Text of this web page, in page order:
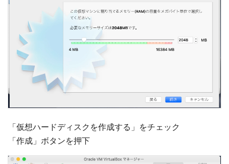
「仮想ハードディスクを作成する」をチェック
「作成」ボタンを押下